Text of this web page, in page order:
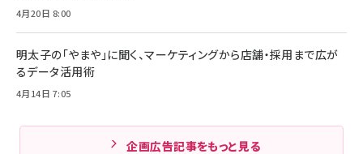
4月20日 8:00
明太子の「やまや」に聞く、マーケティングから店舗・採用まで広が
るデータ活用術
4月14日 7:05
企画広告記事をもっと見る